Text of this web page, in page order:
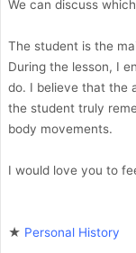
We can discuss
The student is the
During the lesson, I
do. I believe that the
the student truly
body movements.
I would love you to
★ Personal History